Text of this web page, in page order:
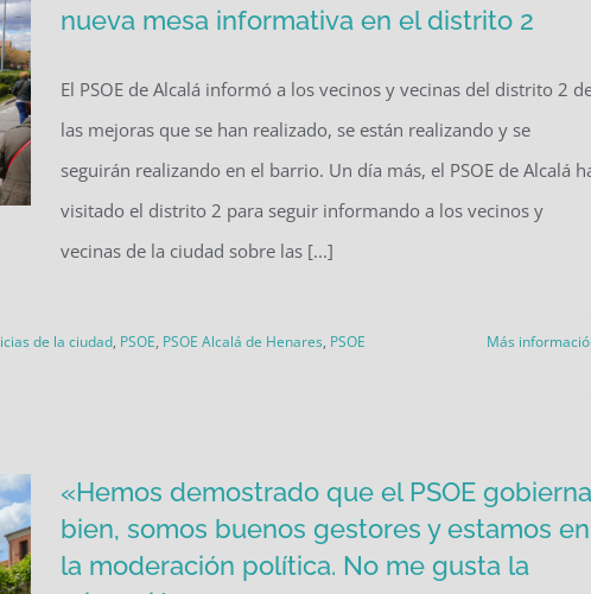
nueva mesa informativa en el distrito 2
El PSOE de Alcalá informó a los vecinos y vecinas del distrito 2
las mejoras que se han realizado, se están realizando y se
seguirán realizando en el barrio. Un día más, el PSOE de Alcalá
visitado el distrito 2 para seguir informando a los vecinos y
vecinas de la ciudad sobre las [...]
de la ciudad, PSOE, PSOE Alcalá de Henares, PSOE
Más
«Hemos demostrado que el PSOE gobierna
bien, somos buenos gestores y estamos en
la moderación política. No me gusta la